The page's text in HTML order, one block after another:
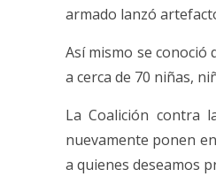
armado lanzó
Así mismo se conoció
a cerca de 70 niñas,
La Coalición contra
nuevamente ponen
a quienes deseamos